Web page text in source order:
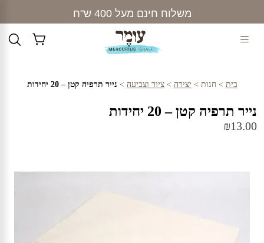
content
משלוח חינם מעל 400 ש"ח
בית >חנות > יצירה >ציור וצביעה > נייר תרפיה קטן – 20 יחידות
נייר תרפיה קטן – 20 יחידות
₪13.00